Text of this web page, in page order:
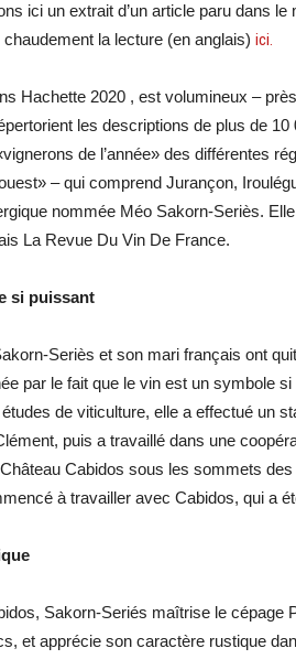
ici un extrait d’un article paru dans
la lecture (en anglais) ici.
Hachette 2020 , est volumineux –
les descriptions de plus de
de l’année» des différentes
– qui comprend Jurançon,
nommée Méo Sakorn-Seriès.
La Revue Du Vin De France.
si puissant
Seriès et son mari français ont
par le fait que le vin est un symbole
de viticulture, elle a effectué un
puis a travaillé dans une
Cabidos sous les sommets
à travailler avec Cabidos, qui a
Sakorn-Seriés maîtrise le cépage
et apprécie son caractère rustique